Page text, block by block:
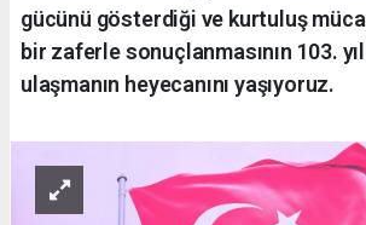
gücünü gösterdiği ve kurtuluş
bir zaferle sonuçlanmasının 103.
ulaşmanın heyecanını yaşıyoruz.